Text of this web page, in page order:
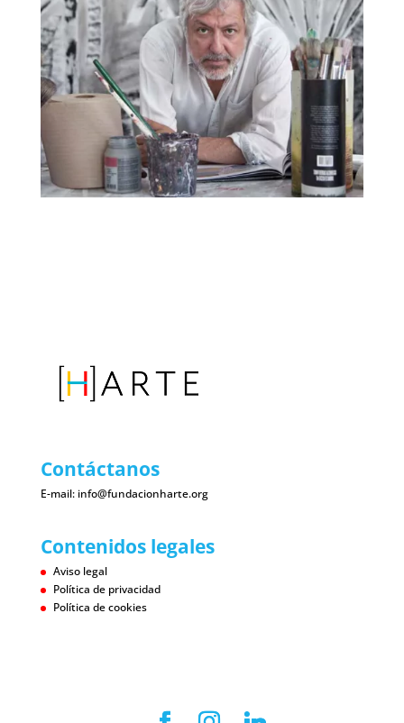
Contenidos legales
Aviso legal